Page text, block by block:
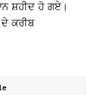
ਸ਼ਹੀਦ ਹੋ ਗਏ।
ਕਰੀਬ